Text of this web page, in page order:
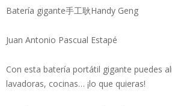
Batería gigante手工耿Handy Geng
Juan Antonio Pascual Estapé
Con esta batería portátil gigante puedes
lavadoras, cocinas… ¡lo que quieras!